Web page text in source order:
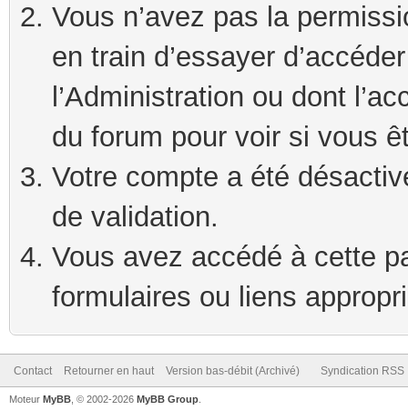
Vous n’avez pas la
en train d’essayer
l’Administration ou dont
du forum pour voir si vous
Votre compte a été
de validation.
Vous avez accédé à cette
formulaires ou liens
Contact Retourner en haut Version bas-débit (Archivé) Syndication RSS
Moteur MyBB , © 2002-2026 MyBB Group